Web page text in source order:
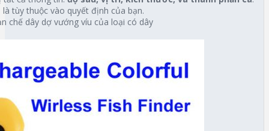
tùy thuộc vào quyết định của bạn.
chế dây dợ vướng víu của loại có dây